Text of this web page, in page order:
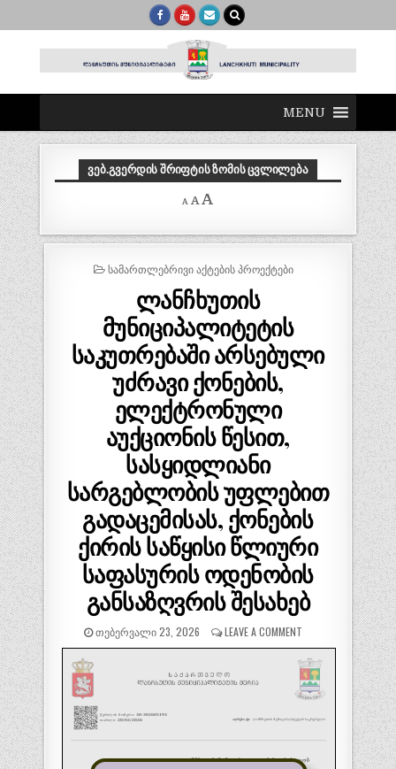
MENU
ᲕᲔᲑ.ᲒᲕᲔᲠᲓᲘᲡ ᲨᲠᲘᲤᲢᲘᲡ ᲖᲝᲛᲘᲡ ᲪᲕᲚᲘᲚᲔᲑᲐ
A
Decrease
font
A Reset
A
size.
POSTED
ᲡᲐᲛᲐᲠᲗᲚᲔᲑᲠᲘᲕᲘ ᲐᲥᲢᲔᲑᲘᲡ ᲞᲠᲝᲔᲥᲢᲔᲑᲘ
ლანჩხუთის
მუნიციპალიტეტის
საკუთრებაში არსებული
უძრავი ქონების,
ელექტრონული
აუქციონის წესით,
სასყიდლიანი
სარგებლობის უფლებით
გადაცემისას, ქონების
ქირის საწყისი წლიური
საფასურის ოდენობის
განსაზღვრის შესახებ
ᲗᲔᲑᲔᲠᲕᲐᲚᲘ 23, 2026 LEAVE A COMMENT